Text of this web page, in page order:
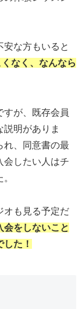
安な方もいると
なく、なんなら
すが、既存会員
明がありま
れ、同意書の最
会したい人はチ
オも見る予定だ
会をしないこと
た！